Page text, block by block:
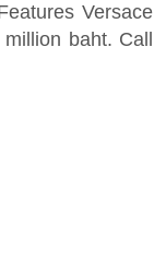
Versace
baht. Call